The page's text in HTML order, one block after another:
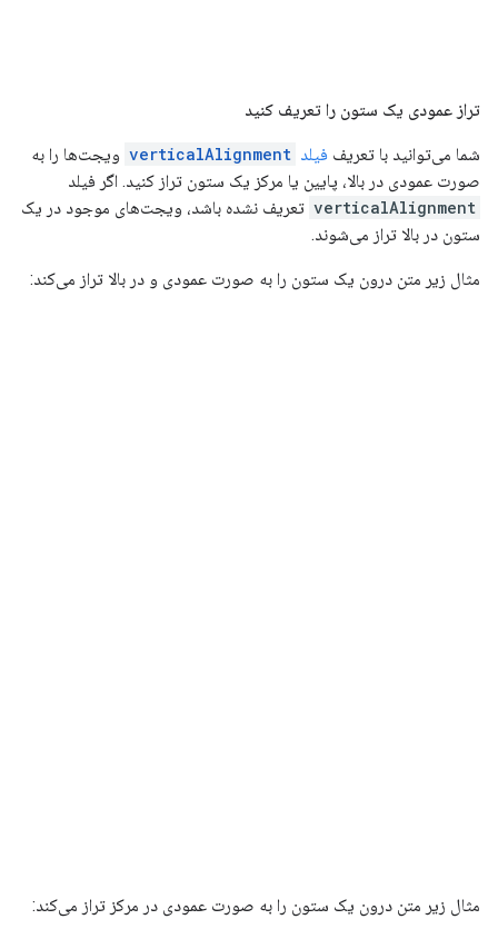
تراز عمودی یک ستون را تعریف کنید
شما می‌توانید با تعریف فیلد verticalAlignment ویجت‌ها را به
صورت عمودی در بالا، پایین یا مرکز یک ستون تراز کنید. اگر فیلد
verticalAlignment تعریف نشده باشد، ویجت‌های موجود در یک
ستون در بالا تراز می‌شوند.
مثال زیر متن درون یک ستون را به صورت عمودی و در بالا تراز می‌کند:
مثال زیر متن درون یک ستون را به صورت عمودی در مرکز تراز می‌کند: